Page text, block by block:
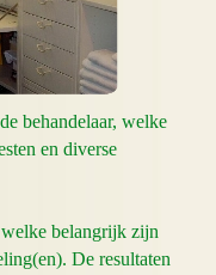
behandelaar, welke
en diverse
belangrijk zijn
De resultaten